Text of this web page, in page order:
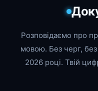
Розповідаємо про
мовою. Без черг, без
2026 році. Твій